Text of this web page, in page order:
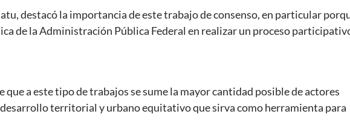
destacó la importancia de este trabajo de consenso, en particular
de la Administración Pública Federal en realizar un proceso
a este tipo de trabajos se sume la mayor cantidad posible de actores
territorial y urbano equitativo que sirva como herramienta para